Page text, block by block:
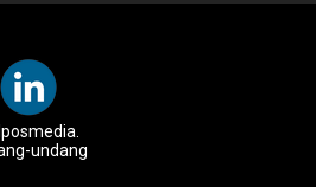
undang